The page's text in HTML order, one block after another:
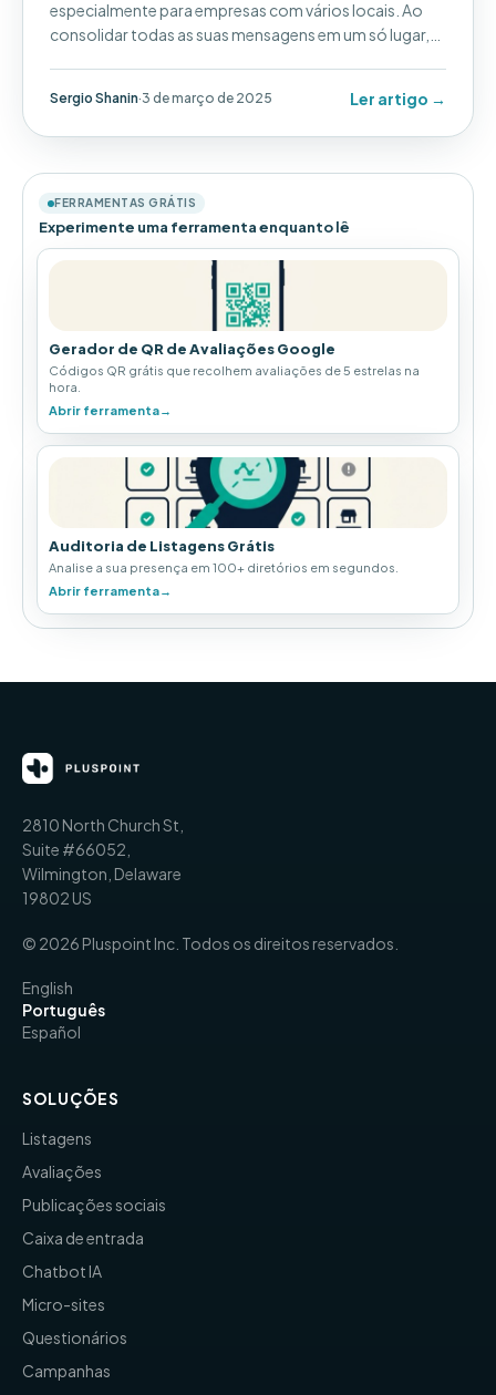
especialmente para empresas com vários locais. Ao
consolidar todas as suas mensagens em um só lugar,
comunicação.
Sergio Shanin·3 de março de 2025 Ler artigo →
FERRAMENTAS GRÁTIS
Experimente uma ferramenta enquanto lê
Gerador de QR de Avaliações Google
Códigos QR grátis que recolhem avaliações de 5 estrelas na
hora.
Abrir ferramenta→
Auditoria de Listagens Grátis
Analise a sua presença em 100+ diretórios em segundos.
Abrir ferramenta→
2810 North Church St,
Suite #66052,
Wilmington, Delaware
19802 US
© 2026 Pluspoint Inc. Todos os direitos reservados.
English
Português
Español
SOLUÇÕES
Listagens
Avaliações
Publicações sociais
Caixa de entrada
Chatbot IA
Micro-sites
Questionários
Campanhas